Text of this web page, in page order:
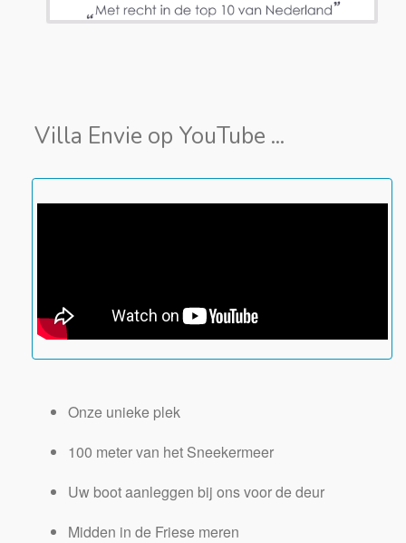
Villa Envie op YouTube ...
Onze unieke plek
100 meter van het Sneekermeer
Uw boot aanleggen bij ons voor de deur
Midden in de Friese meren